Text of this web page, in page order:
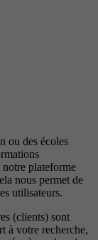
ou des écoles
notre plateforme
nous permet de
utilisateurs.
(clients) sont
à votre recherche,
à vos besoins.